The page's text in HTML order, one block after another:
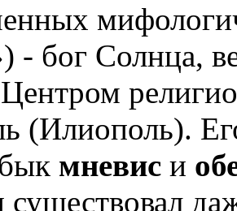
- бог Солнца,
(Илиополь).
мневис и
существовал